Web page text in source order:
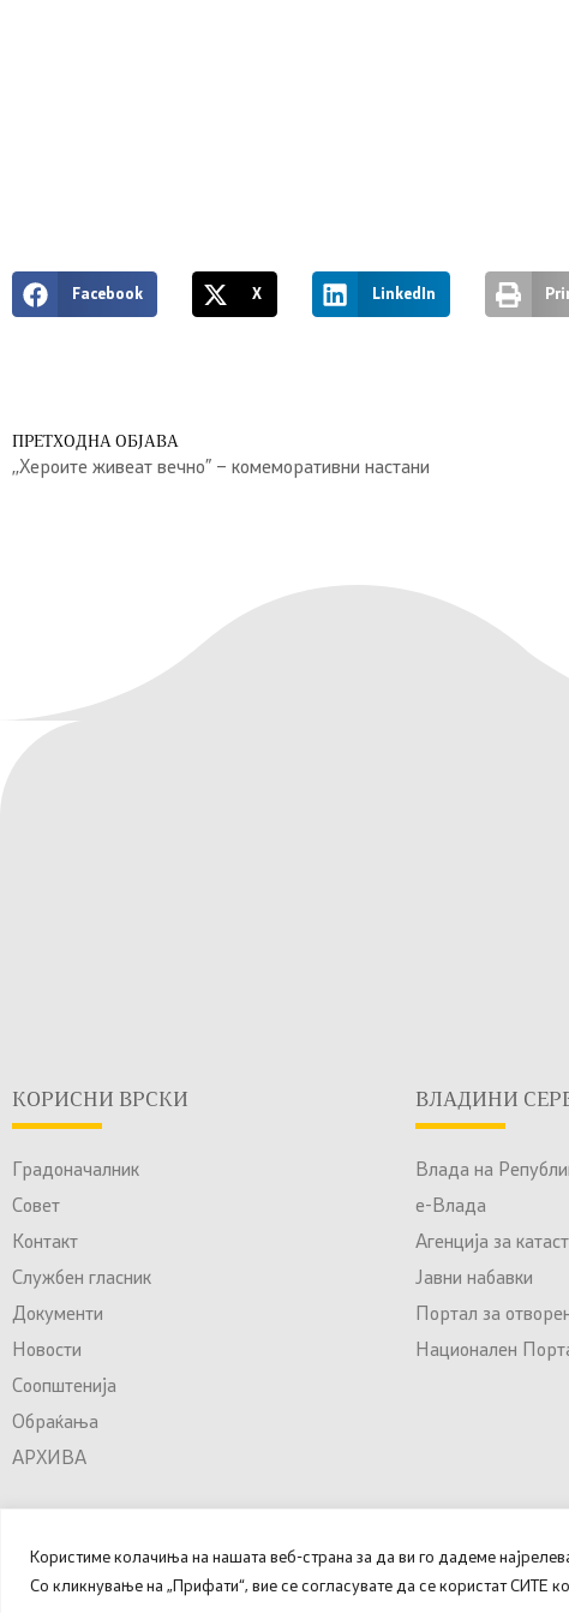
Користиме колачиња на нашата веб-страна за да ви го дадеме
Со кликнување на „Прифати“, вие се согласувате да се користат СИТЕ
Facebook X LinkedIn
ПРЕТХОДНА ОБЈАВА
,,Хероите живеат вечно” – комеморативни настани
КОРИСНИ ВРСКИ
Градоначалник
Совет
Контакт
Службен гласник
Документи
Новости
Соопштенија
Обраќања
АРХИВА
ВЛАДИНИ
Влада на
е-Влада
Агенција за
Јавни набавки
Портал за
Национален
© 2025 – 2026 Општина Куманово. Сите права задржани.